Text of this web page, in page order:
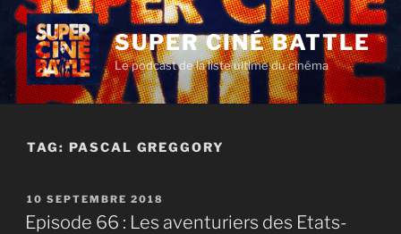
Aller
contenu
principal
SUPER CINÉ BATTLE
Le podcast de la liste ultime du cinéma
TAG: PASCAL GREGGORY
PUBLIÉ
LE
10 SEPTEMBRE 2018
Episode 66 : Les aventuriers des Etats-